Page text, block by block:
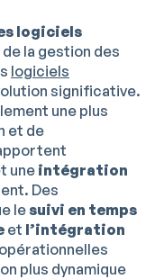
logiciels
la gestion des
logiciels
significative.
une plus
et de
une intégration
Des
lesuivi en temps
et l’intégration
plus dynamique